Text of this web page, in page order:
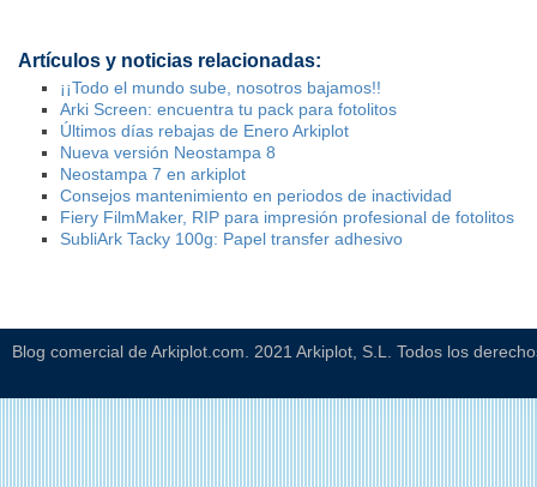
Artículos y noticias relacionadas:
¡¡Todo el mundo sube, nosotros bajamos!!
Arki Screen: encuentra tu pack para fotolitos
Últimos días rebajas de Enero Arkiplot
Nueva versión Neostampa 8
Neostampa 7 en arkiplot
Consejos mantenimiento en periodos de inactividad
Fiery FilmMaker, RIP para impresión profesional de fotolitos
SubliArk Tacky 100g: Papel transfer adhesivo
Blog comercial de Arkiplot.com. 2021 Arkiplot, S.L. Todos los